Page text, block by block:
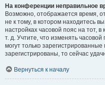
На конференции неправильное
Возможно, отображается время,
не к тому, в котором находитесь
настройках часовой пояс на тот,
т. д. Учтите, что изменять
могут только
зарегистрированы, то сейчас
Вернуться к началу